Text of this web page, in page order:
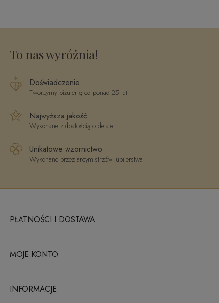
To nas wyróżnia!
Doświadczenie
Tworzymy biżuterię od ponad 25 lat
Najwyższa jakość
Wykonane z dbałością o detale
Unikatowe wzornictwo
Wykonane przez arcymistrzów jubilerstwa
PŁATNOŚCI I DOSTAWA
MOJE KONTO
INFORMACJE